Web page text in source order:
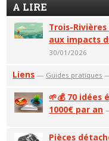
A LIRE
Trois-
aux impacts
30/01/2026
Liens — Guides pratiques
🌱💰 70 idées
1000€ par an
Pièces